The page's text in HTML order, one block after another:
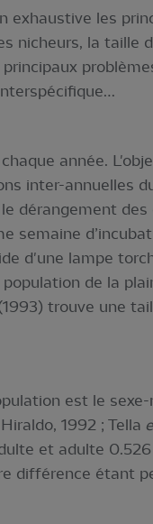
exhaustive les
nicheurs, la taille
année.
inter-annuelles
dérangement
semaine
d'une lampe
de la
trouve une
est le
1992 ; Tella
et adulte
différence étant